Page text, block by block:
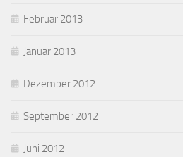
Februar 2013
Januar 2013
Dezember 2012
September 2012
Juni 2012